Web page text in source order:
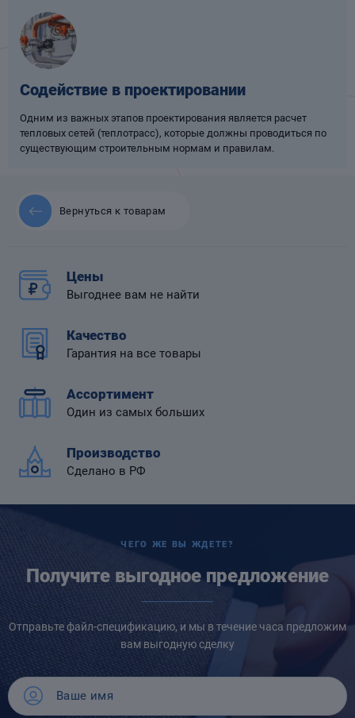
Содействие в проектировании
Одним из важных этапов проектирования является расчет
тепловых сетей (теплотрасс), которые должны проводиться по
существующим строительным нормам и правилам.
Вернуться к товарам
Цены
Выгоднее вам не найти
Качество
Гарантия на все товары
Ассортимент
Один из самых больших
Производство
Сделано в РФ
ЧЕГО ЖЕ ВЫ ЖДЕТЕ?
Получите выгодное предложение
Отправьте файл-спецификацию, и мы в течение часа предложим
вам выгодную сделку
Компенсаторы